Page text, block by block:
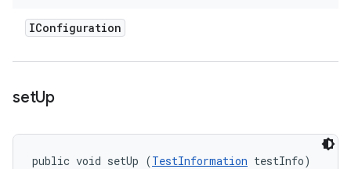
IConfiguration
setUp
public void setUp (TestInformation testInfo)